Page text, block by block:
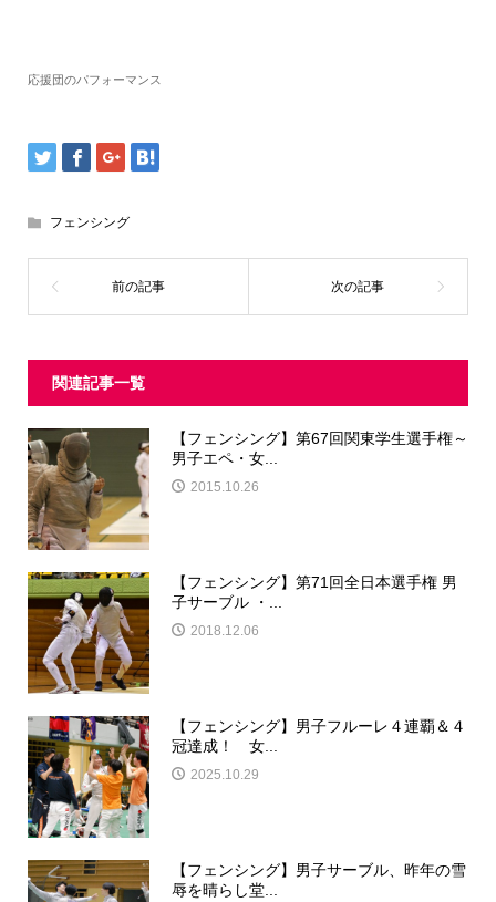
応援団のパフォーマンス
フェンシング
関連記事一覧
【フェンシング】第67回関東学生選手権～
男子エペ・女...
2015.10.26
【フェンシング】第71回全日本選手権 男
子サーブル ・...
2018.12.06
【フェンシング】男子フルーレ４連覇＆４
冠達成！ 女...
2025.10.29
【フェンシング】男子サーブル、昨年の雪
辱を晴らし堂...